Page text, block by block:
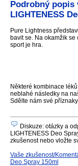
Podrobný popis
LIGHTENESS
Pure Lightness
bavit se. Na okamžik
sport je hra.
Některé kombinace
neblahé následky na
Sdělte nám své
Diskuze: otázky a
LIGHTENESS Deo
zkušenost nebo vložte
Vaše zkušenost/
Deo Spray 150ml